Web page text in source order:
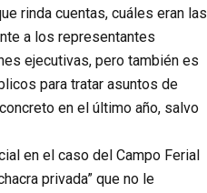
rinda cuentas, cuáles eran las
a los representantes
ejecutivas, pero también es
para tratar asuntos de
en el último año, salvo
en el caso del Campo Ferial
privada” que no le